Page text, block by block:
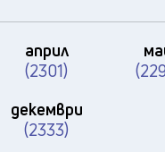
април
(2301)
декември
(2333)